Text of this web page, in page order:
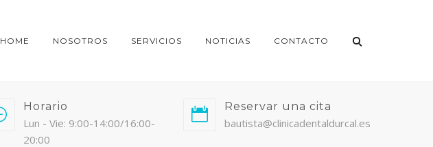
HOME NOSOTROS SERVICIOS NOTICIAS CONTACTO
Horario
Lun - Vie: 9:00-14:00/16:00-
20:00
Reservar una cita
bautista@clinicadentaldurcal.es